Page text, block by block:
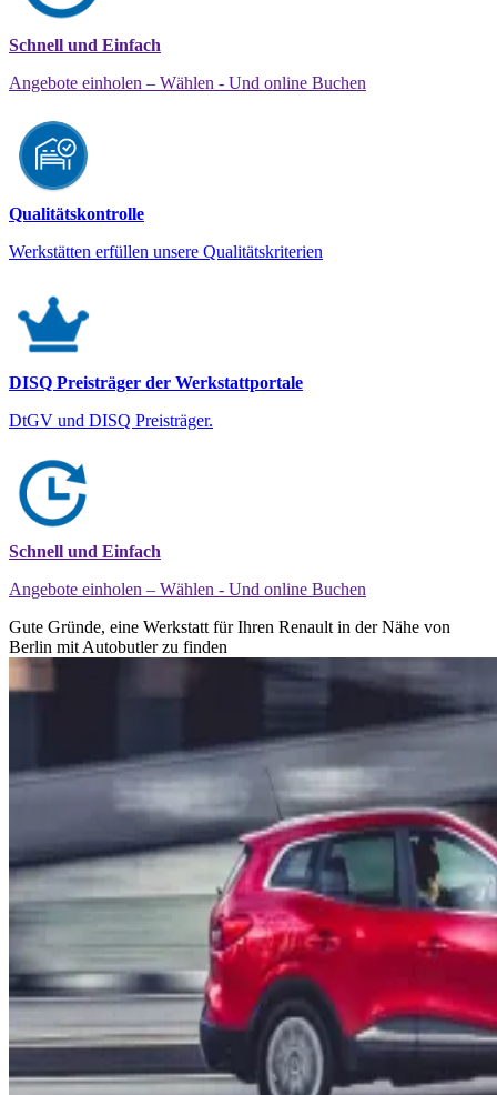
Schnell und Einfach
Angebote einholen – Wählen - Und online Buchen
Qualitätskontrolle
Werkstätten erfüllen unsere Qualitätskriterien
DISQ Preisträger der Werkstattportale
DtGV und DISQ Preisträger.
Schnell und Einfach
Angebote einholen – Wählen - Und online Buchen
Gute Gründe, eine Werkstatt für Ihren Renault in der Nähe von
Berlin mit Autobutler zu finden